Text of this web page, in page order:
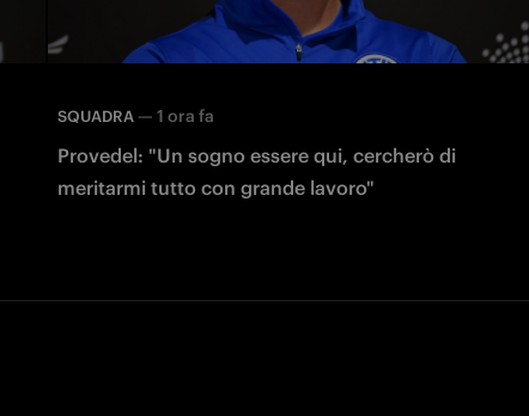
SQUADRA — 1 ora fa
Provedel: "Un sogno essere qui, cercherò di
meritarmi tutto con grande lavoro"